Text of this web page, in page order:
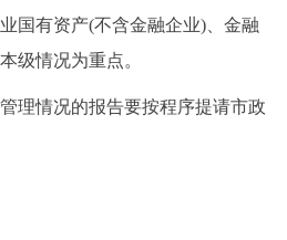
国有资产(不含金融企业)、金融
级情况为重点。
情况的报告要按程序提请市政